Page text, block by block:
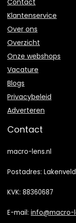
Contact
Klantenservice
Over ons
Overzicht
Onze webshops
Vacature
Blogs
Privacybeleid
Adverteren
Contact
macro-lens.nl
Postadres:
KVK: 88360687
E-mail: info@macro-